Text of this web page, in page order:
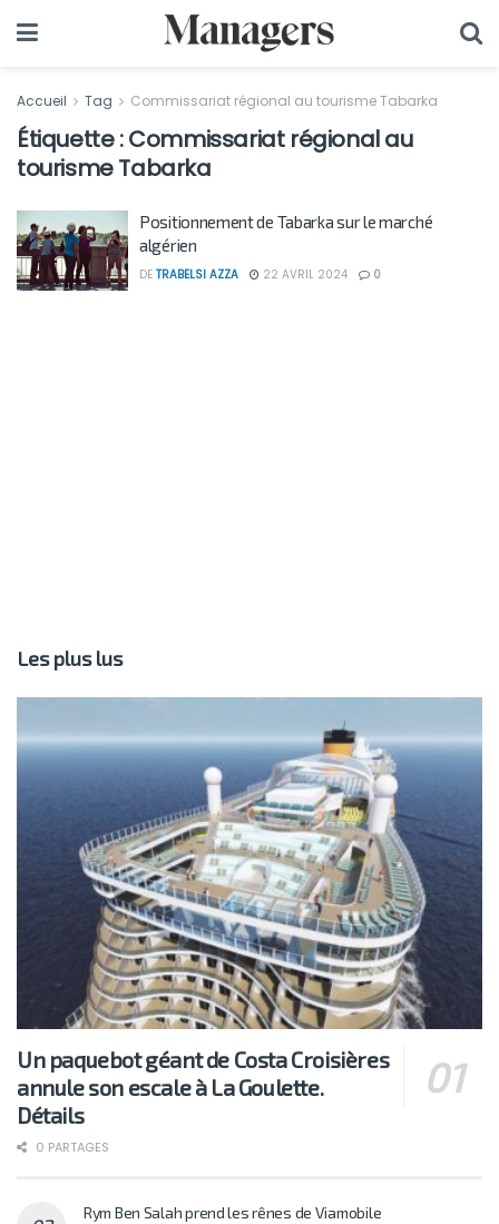
Accueil Tag Commissariat régional au tourisme Tabarka
Étiquette :Commissariat régional au
tourisme Tabarka
Positionnement de Tabarka sur le marché
algérien
DE TRABELSI AZZA 22 AVRIL 2024 0
Les plus lus
Un paquebot géant de Costa Croisières
annule son escale à La Goulette.
Détails
0 PARTAGES
Rym Ben Salah prend les rênes de Viamobile